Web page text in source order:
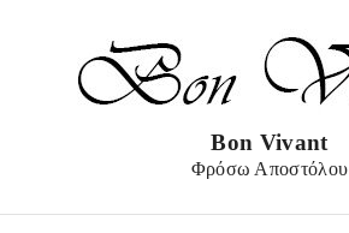
Bon Vivant
Φρόσω Αποστόλου